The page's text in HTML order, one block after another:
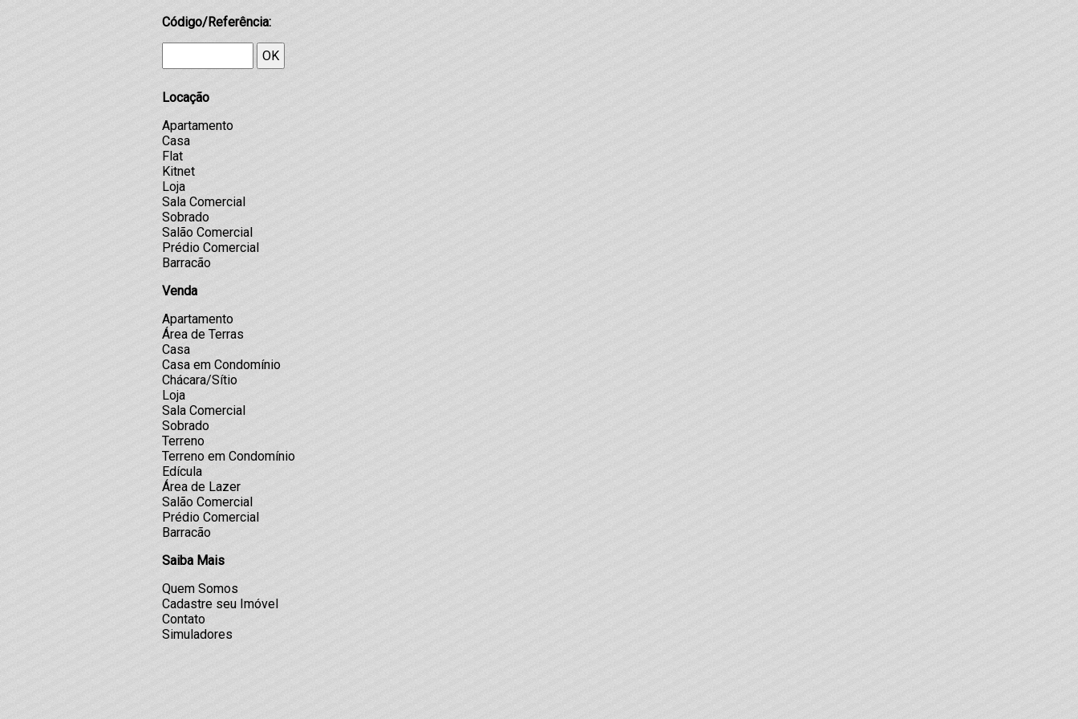
Código/Referência:
OK
Locação
Apartamento
Casa
Flat
Kitnet
Loja
Sala Comercial
Sobrado
Salão Comercial
Prédio Comercial
Barracão
Venda
Apartamento
Área de Terras
Casa
Casa em Condomínio
Chácara/Sítio
Loja
Sala Comercial
Sobrado
Terreno
Terreno em Condomínio
Edícula
Área de Lazer
Salão Comercial
Prédio Comercial
Barracão
Saiba Mais
Quem Somos
Cadastre seu Imóvel
Contato
Simuladores